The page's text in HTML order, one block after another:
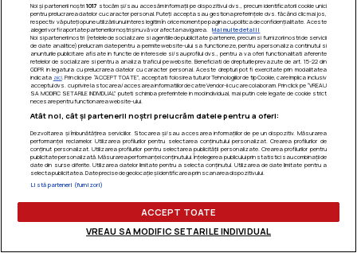
Noi și partenerii noștri 1017 stocăm și/sau accesăm informații pe dispozitivul dvs., precum identificatorii cookie unici
pentru prelucrarea datelor cu caracter personal. Puteți accepta sau gestiona preferințele dvs. făcând clic mai jos,
respectiv vă puteți opune utilizării unui interes legitim în orice moment pe pagina cu politica de confidențialitate. Aceste
alegeri vor fi raportate partenerilor noștri și nu vă vor afecta navigarea.
Mai multe detalii
Noi si partenerii nostri (retelele de socializare si agentiile de publicitate partenere, precum si furnizorii nostri de servicii
de date analitice) prelucram date pentru a permite website-ului sa functioneze, pentru a personaliza continutul si
anunturile publicitare afisate in functie de interesele si/sau profilul dvs., pentru a va oferi functionalitati aferente
retelelor de socializare si pentru a analiza traficul pe website. Beneficiati de drepturile prevazute de art. 15-22 din
GDPR in legatura cu prelucrarea datelor cu caracter personal. Aceste drepturi pot fi exercitate prin modalitatea
indicata aici. Prin click pe “ACCEPT TOATE”, acceptati folosirea tuturor Tehnologiilor de tip Cookie, care implica inclusiv
acceptul dvs. cu privire la stocarea/accesarea informatiilor de catre Vendor-ii cu care colaboram. Prin click pe “VREAU
SA MODIFIC SETARILE INDIVIDUAL” puteti schimba preferintele in mod individual, mai putin cele legate de cookie strict
necesare pentru functionarea website-ului.
Atât noi, cât și partenerii noștri prelucrăm datele pentru a oferi:
Dezvoltarea și îmbunătățirea serviciilor. Stocarea și/sau accesarea informațiilor de pe un dispozitiv. Măsurarea
performanței reclamelor. Utilizarea profilurilor pentru selectarea conținutului personalizat. Crearea profilurilor de
conținut personalizat. Utilizarea profilurilor pentru selectarea publicității personalizate. Crearea profilurilor pentru
publicitate personalizată. Măsurarea performanței conținutului. Înțelegerea publicului prin statistici sau combinații de
date din surse diferite. Utilizarea datelor limitate pentru a selecta conținutul. Utilizarea de date limitate pentru a
selecta publicitatea. Date precise de geolocație și identificarea prin scanarea dispozitivului.
Listă parteneri (furnizori)
ACCEPT TOATE
VREAU SA MODIFIC SETARILE INDIVIDUAL